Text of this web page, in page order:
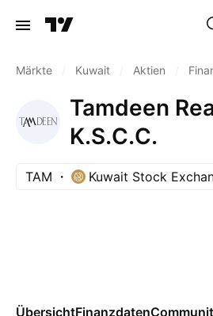
Märkte Kuwait Aktien
Tamdeen
K.S.C.C.
TAM Kuwait Stock
ÜbersichtFinanzdaten